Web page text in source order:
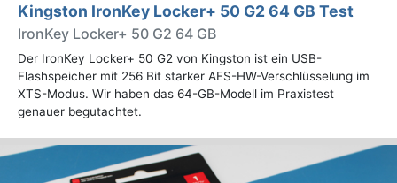
Kingston IronKey Locker+ 50 G2 64 GB Test
IronKey Locker+ 50 G2 64 GB
Der IronKey Locker+ 50 G2 von Kingston ist ein USB-
Flashspeicher mit 256 Bit starker AES-HW-Verschlüsselung im
XTS-Modus. Wir haben das 64-GB-Modell im Praxistest
genauer begutachtet.